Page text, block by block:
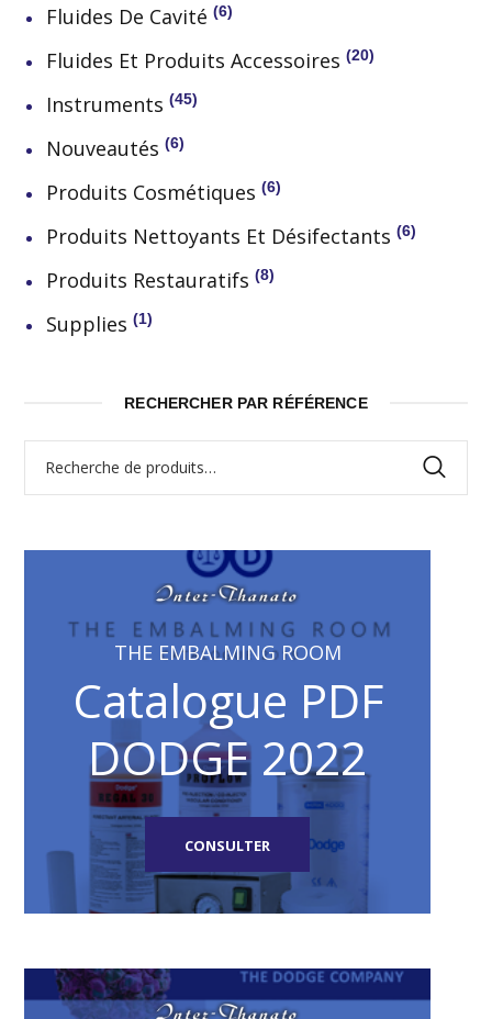
Fluides De Cavité 6
Fluides Et Produits Accessoires 20
Instruments 45
Nouveautés 6
Produits Cosmétiques 6
Produits Nettoyants Et Désifectants 6
Produits Restauratifs 8
Supplies 1
RECHERCHER PAR RÉFÉRENCE
THE EMBALMING ROOM
Catalogue PDF
DODGE 2022
CONSULTER